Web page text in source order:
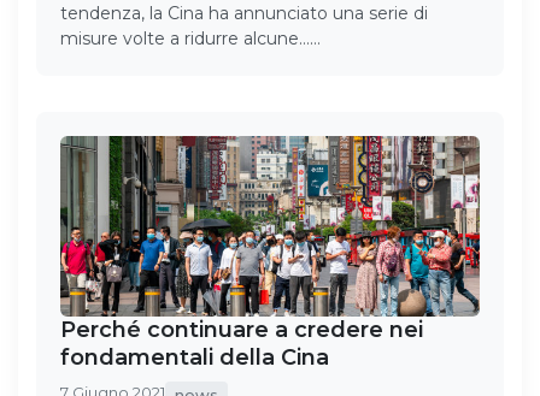
tendenza, la Cina ha annunciato una serie di
misure volte a ridurre alcune……
Perché continuare a credere nei
fondamentali della Cina